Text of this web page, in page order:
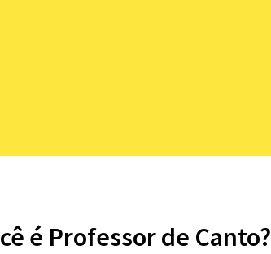
é Professor de Canto?